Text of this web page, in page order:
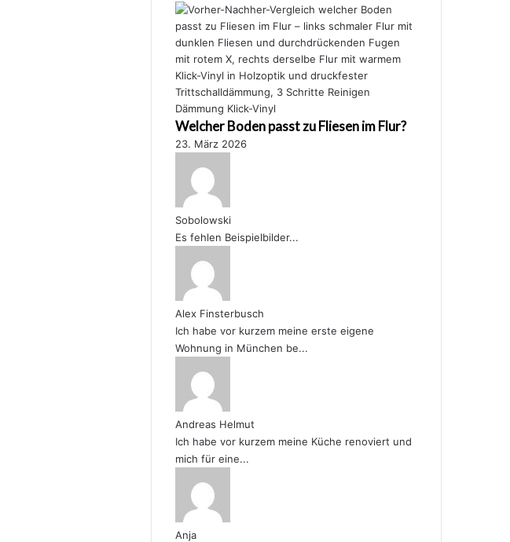
Welcher Boden passt zu Fliesen im Flur?
23. März 2026
Sobolowski
Es fehlen Beispielbilder...
Alex Finsterbusch
Ich habe vor kurzem meine erste eigene
Wohnung in München be...
Andreas Helmut
Ich habe vor kurzem meine Küche renoviert und
mich für eine...
Anja